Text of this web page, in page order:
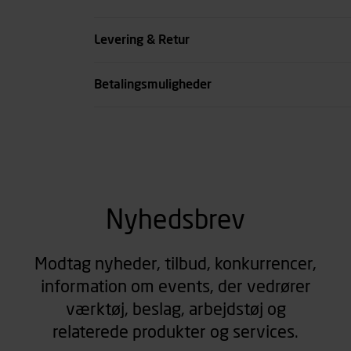
Levering & Retur
Betalingsmuligheder
Nyhedsbrev
Modtag nyheder, tilbud, konkurrencer,
information om events, der vedrører
værktøj, beslag, arbejdstøj og
relaterede produkter og services.